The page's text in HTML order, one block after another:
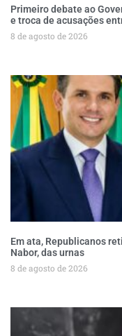
Primeiro debate ao
e troca de acusações
8 de agosto de 2026
Em ata, Republicanos
Nabor, das urnas
8 de agosto de 2026